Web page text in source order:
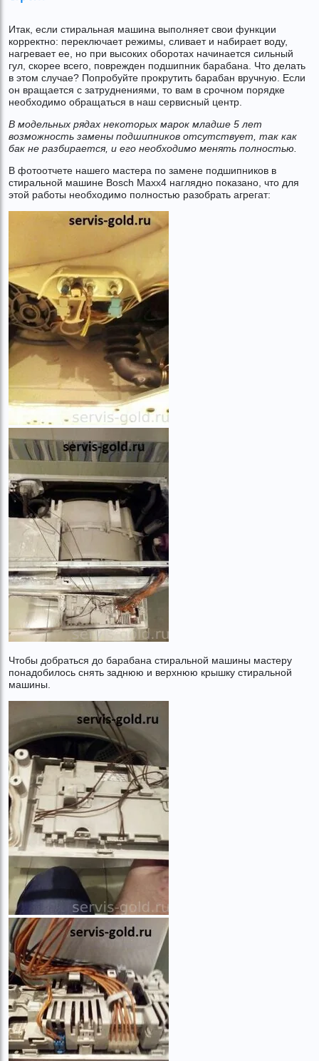
Итак, если стиральная машина выполняет свои функции
корректно: переключает режимы, сливает и набирает воду,
нагревает ее, но при высоких оборотах начинается сильный
гул, скорее всего, поврежден подшипник барабана. Что делать
в этом случае? Попробуйте прокрутить барабан вручную. Если
он вращается с затруднениями, то вам в срочном порядке
необходимо обращаться в наш сервисный центр.
В модельных рядах некоторых марок младше 5 лет
возможность замены подшипников отсутствует, так как
бак не разбирается, и его необходимо менять полностью.
В фотоотчете нашего мастера по замене подшипников в
стиральной машине Bosch Maxx4 наглядно показано, что для
этой работы необходимо полностью разобрать агрегат:
Чтобы добраться до барабана стиральной машины мастеру
понадобилось снять заднюю и верхнюю крышку стиральной
машины.